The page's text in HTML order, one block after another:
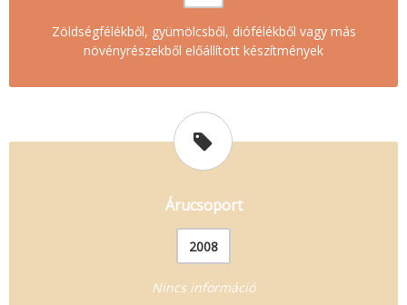
Zöldségfélékből, gyümölcsből, diófélékből vagy más
növényrészekből előállított készítmények
Árucsoport
2008
Nincs információ